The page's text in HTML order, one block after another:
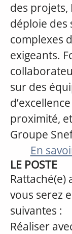
des projets,
déploie des
complexes
exigeants.
sur des
proximité,
Groupe
En
LE POSTE
Rattaché(e)
vous serez
suivantes :
Réaliser